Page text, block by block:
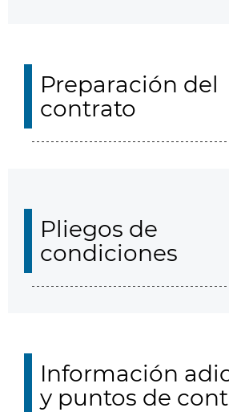
Preparación del
contrato
Pliegos de
condiciones
Información
y puntos de